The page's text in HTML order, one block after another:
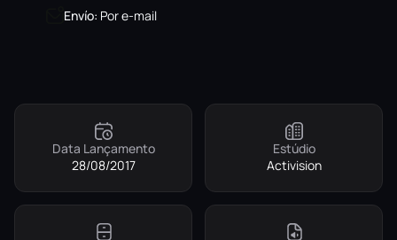
Envío: Por e-mail
Data Lançamento
28/08/2017
Estúdio
Activision